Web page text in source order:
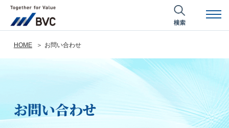
HOME お問い合わせ
お問い合わせ